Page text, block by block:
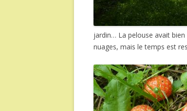
jardin… La pelouse avait
nuages, mais le temps est